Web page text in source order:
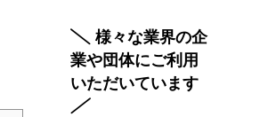
様々な業界の企
業や団体にご利用
いただいています